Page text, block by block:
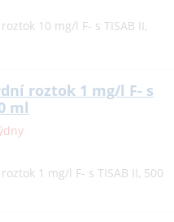
10 mg/l F- s TISAB II,
roztok 1 mg/l F- s
ml
1 mg/l F- s TISAB II, 500